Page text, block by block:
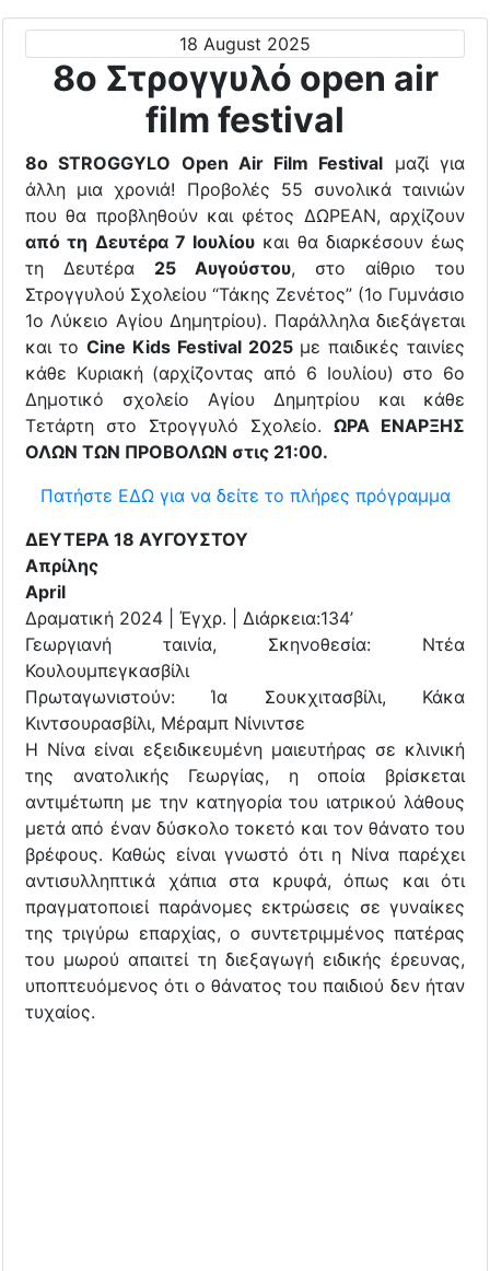
18 August 2025
8ο Στρογγυλό open air
film festival
8ο STROGGYLO Open Air Film Festival μαζί για
άλλη μια χρονιά! Προβολές 55 συνολικά ταινιών
που θα προβληθούν και φέτος ΔΩΡΕΑΝ, αρχίζουν
από τη Δευτέρα 7 Ιουλίου και θα διαρκέσουν έως
τη Δευτέρα 25 Αυγούστου, στο αίθριο του
Στρογγυλού Σχολείου “Τάκης Ζενέτος” (1ο Γυμνάσιο
1ο Λύκειο Αγίου Δημητρίου). Παράλληλα διεξάγεται
και το Cine Kids Festival 2025 με παιδικές ταινίες
κάθε Κυριακή (αρχίζοντας από 6 Ιουλίου) στο 6ο
Δημοτικό σχολείο Αγίου Δημητρίου και κάθε
Τετάρτη στο Στρογγυλό Σχολείο. ΩΡΑ ΕΝΑΡΞΗΣ
ΟΛΩΝ ΤΩΝ ΠΡΟΒΟΛΩΝ στις 21:00.
Πατήστε ΕΔΩ για να δείτε το πλήρες πρόγραμμα
ΔΕΥΤΕΡΑ 18 ΑΥΓΟΥΣΤΟΥ
Απρίλης
April
Δραματική 2024 | Έγχρ. | Διάρκεια:134’
Γεωργιανή ταινία, Σκηνοθεσία: Ντέα
Κουλουμπεγκασβίλι
Πρωταγωνιστούν: Ία Σουκχιτασβίλι, Κάκα
Κιντσουρασβίλι, Μέραμπ Νίνιντσε
Η Νίνα είναι εξειδικευμένη μαιευτήρας σε κλινική
της ανατολικής Γεωργίας, η οποία βρίσκεται
αντιμέτωπη με την κατηγορία του ιατρικού λάθους
μετά από έναν δύσκολο τοκετό και τον θάνατο του
βρέφους. Καθώς είναι γνωστό ότι η Νίνα παρέχει
αντισυλληπτικά χάπια στα κρυφά, όπως και ότι
πραγματοποιεί παράνομες εκτρώσεις σε γυναίκες
της τριγύρω επαρχίας, ο συντετριμμένος πατέρας
του μωρού απαιτεί τη διεξαγωγή ειδικής έρευνας,
υποπτευόμενος ότι ο θάνατος του παιδιού δεν ήταν
τυχαίος.